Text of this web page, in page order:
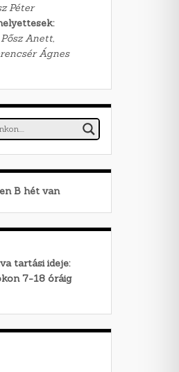
Péter
Anett,
Ágnes
Bhét van
tartási ideje:
7-18 óráig